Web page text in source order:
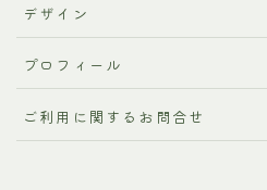
デザイン
プロフィール
ご利用に関するお問合せ